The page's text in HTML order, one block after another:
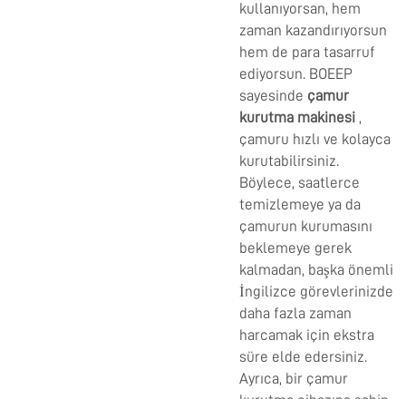
kullanıyorsan, hem
zaman kazandırıyorsun
hem de para tasarruf
ediyorsun. BOEEP
sayesinde çamur
kurutma makinesi ,
çamuru hızlı ve kolayca
kurutabilirsiniz.
Böylece, saatlerce
temizlemeye ya da
çamurun kurumasını
beklemeye gerek
kalmadan, başka önemli
İngilizce görevlerinizde
daha fazla zaman
harcamak için ekstra
süre elde edersiniz.
Ayrıca, bir çamur